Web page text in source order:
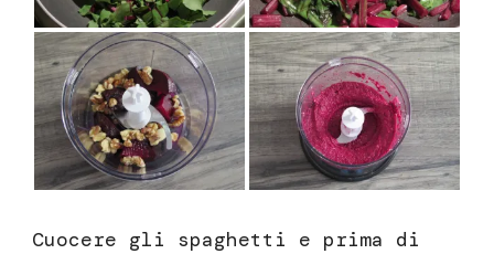
Cuocere gli spaghetti e prima di